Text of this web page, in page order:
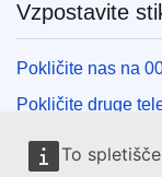
To
Vzpostavite
Pokličite nas na
Pokličite druge
Pišite nam s